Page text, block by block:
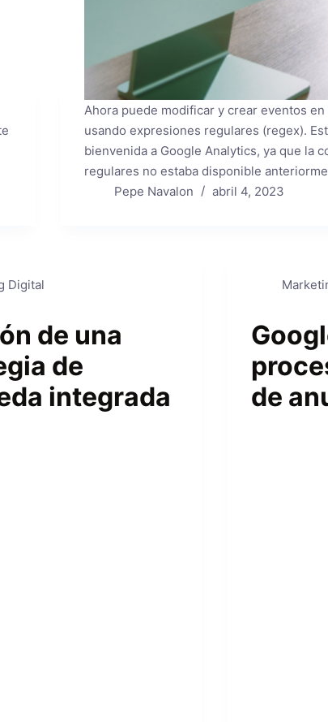
Ahora puede modificar y crear eventos
usando expresiones regulares (regex).
bienvenida a Google Analytics, ya que la
regulares no estaba disponible
Pepe Navalon
abril 4, 2023
Digital
de una
de
integrada
de